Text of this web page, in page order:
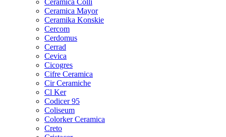
Ceramica Mayor
Ceramika Konskie
Cercom
Cerdomus
Cerrad
Cevica
Cicogres
Cifre Ceramica
Cir Ceramiche
Cl Ker
Codicer 95
Coliseum
Colorker Ceramica
Creto